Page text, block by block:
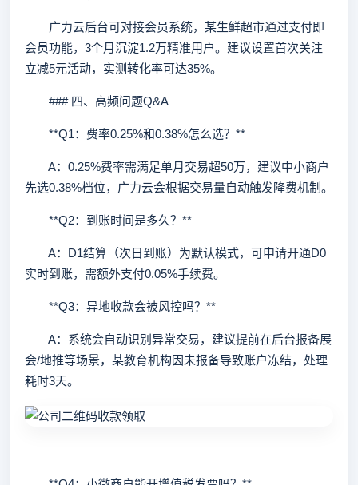
广力云后台可对接会员系统，某生鲜超市通过支付即
会员功能，3个月沉淀1.2万精准用户。建议设置首次关注
立减5元活动，实测转化率可达35%。
### 四、高频问题Q&A
**Q1：费率0.25%和0.38%怎么选？**
A：0.25%费率需满足单月交易超50万，建议中小商户
先选0.38%档位，广力云会根据交易量自动触发降费机制。
**Q2：到账时间是多久？**
A：D1结算（次日到账）为默认模式，可申请开通D0
实时到账，需额外支付0.05%手续费。
**Q3：异地收款会被风控吗？**
A：系统会自动识别异常交易，建议提前在后台报备展
会/地推等场景，某教育机构因未报备导致账户冻结，处理
耗时3天。